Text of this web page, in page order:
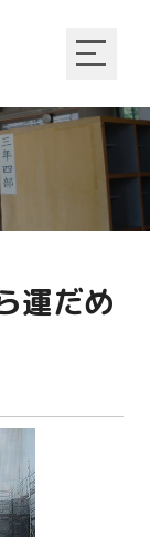
運だめ